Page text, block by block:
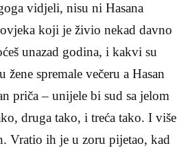
vidjeli, nisu ni Hasana
koji je živio nekad davno
unazad godina, i kakvi su
spremale večeru a Hasan
priča – unijele bi sud sa jelom
druga tako, i treća tako. I više
Vratio ih je u zoru pijetao, kad